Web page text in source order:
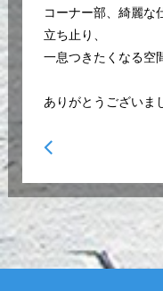
コーナー部、綺麗な
立ち止り、
一息つきたくなる空
ありがとうございま